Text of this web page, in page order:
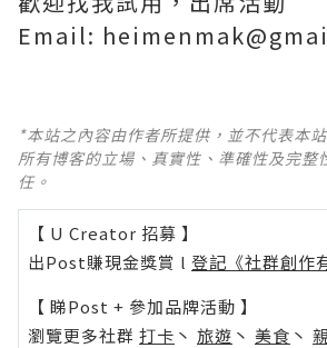
Email:
*本站之內容由作者所提供，並不代表本
所有博客的立場、真實性、準確性及完整
任。
【 U Creator 招募 】
出Post賺現金獎賞 l 登記《社群創作
【 睇Post + 參加品牌活動 】
瀏覽更多社群 打卡 丶 旅遊 丶 美食 丶